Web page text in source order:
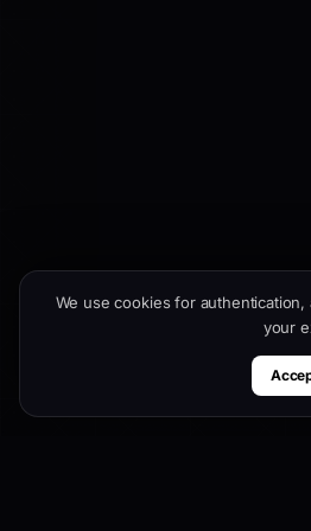
We use cookies for authentication,
your